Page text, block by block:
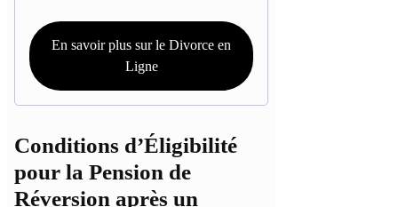
En savoir plus sur le Divorce en
Ligne
Conditions d’Éligibilité
pour la Pension de
Réversion après un